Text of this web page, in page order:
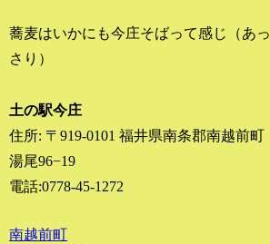
蕎麦はいかにも今庄そばって感じ（あっ
さり）
土の駅今庄
住所: 〒919-0101 福井県南条郡南越前町
湯尾96−19
電話:0778-45-1272
南越前町